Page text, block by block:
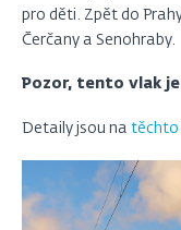
pro děti. Zpět do
Čerčany a Senohraby.
Pozor, tento vlak
Detaily jsou na těchto